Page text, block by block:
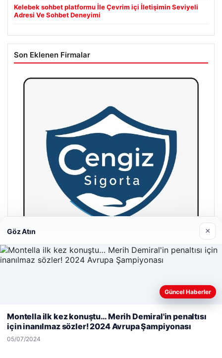
Kelebek sohbet platformu İle Çevrim içi İletişimin Seviyeli
Adresi Ve Sohbet Deneyimi
Son Eklenen Firmalar
Web sitemizi nasıl kullandığınızı daha iyi anlayabilmek,
kullanıyoruz.Çerez Politikamız
Göz Atın ×
Güncel Haberler
Montella ilk kez konuştu… Merih Demiral'in penaltısı
için inanılmaz sözler! 2024 Avrupa Şampiyonası
05/07/2024